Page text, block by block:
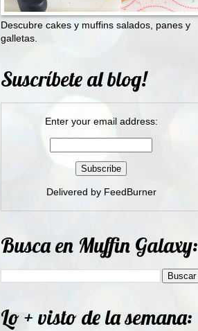
Descubre cakes y muffins salados, panes y
galletas.
Suscríbete al blog!
Enter your email address:
Delivered by FeedBurner
Busca en Muffin Galaxy:
Lo + visto de la semana: